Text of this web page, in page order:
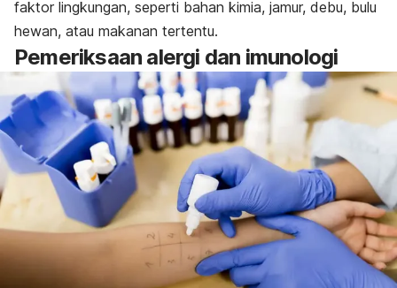
faktor lingkungan, seperti bahan kimia, jamur, debu, bulu
hewan, atau makanan tertentu.
Pemeriksaan alergi dan imunologi